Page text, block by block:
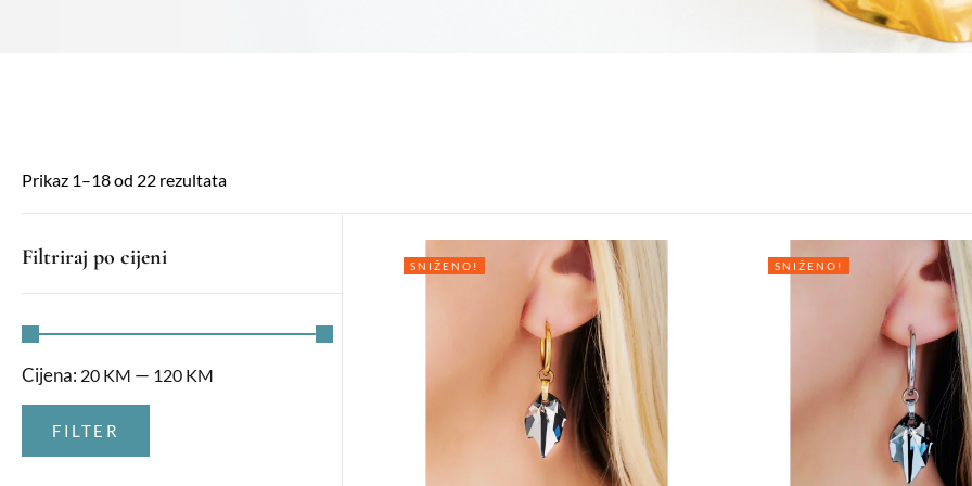
Prikaz 1–18 od 22 rezultata
Filtriraj po cijeni
FILTER
Cijena: 20 KM — 120 KM
SNIŽENO! SNIŽENO!